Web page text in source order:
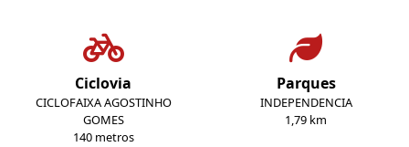
Ciclovia
CICLOFAIXA AGOSTINHO
GOMES
140 metros
Parques
INDEPENDENCIA
1,79 km